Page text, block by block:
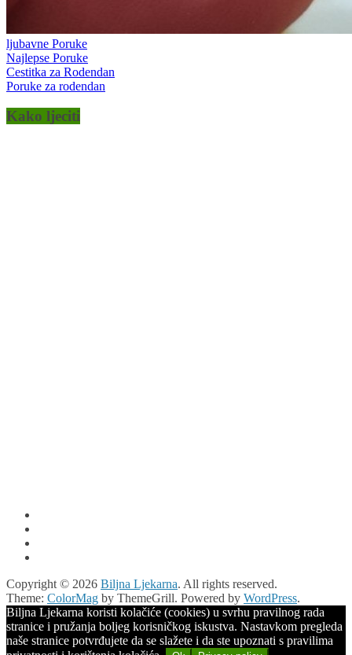
ljubavne Poruke
Najlepse Poruke
Cestitka za Rodendan
Poruke za rodendan
Kako ljeciti
Copyright © 2026 Biljna Ljekarna. All rights reserved.
Theme: ColorMag by ThemeGrill. Powered by WordPress.
Biljna Ljekarna koristi kolačiće (cookies) u svrhu pravilnog rada
stranice i pružanja boljeg korisničkog iskustva. Nastavkom pregleda
naše stranice potvrđujete da se slažete i da ste upoznati s pravilima